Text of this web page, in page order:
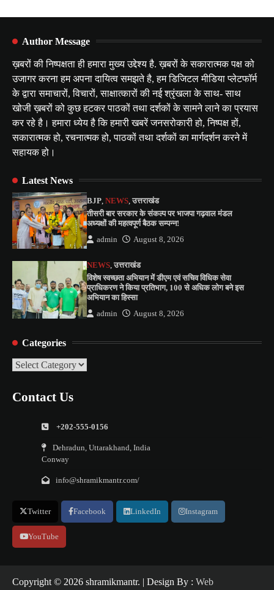
Author Message
ख़बरों की निष्पक्षता ही हमारा मुख्य उद्देश्य है. ख़बरों के सकारात्मक पक्ष को
उजागर करना हम अपना दायित्व समझते है, हम डिजिटल मीडिया प्लेटफॉर्म
के द्वारा समाचारों, विचारों, साक्षात्कारों की नई श्रृंखला के साथ- साथ
खोजी ख़बरों को कुछ हटकर पाठकों तथा दर्शकों के सामने लाने का प्रयास
कर रहे है। हमारा ध्येय है कि हमारी खबरें जनसरोकारी हो, निष्पक्ष हों,
सकारात्मक हो, रचनात्मक हो, पाठकों तथा दर्शकों का मार्गदर्शन करने में
सहायक हो।
Latest News
BJP,NEWS,उत्तराखंड
तीसरी बार सरकार के संकल्प पर भाजपा गढ़वाल मंडल
अध्यक्षों की महत्वपूर्ण बैठक सम्पन्न!
admin August 8, 2026
NEWS ,उत्तराखंड
विशेष स्वच्छता अभियान में डीएम एवं सचिव विधिक सेवा
प्राधिकरण ने किया प्रतिभाग, 100 से अधिक लोग बने इस
अभियान का हिस्सा
admin August 8, 2026
Categories
Categories
Contact Us
+202-555-0156
Dehradun, Uttarakhand, India
Conway
info@shramikmantr.com/
Twitter Facebook LinkedIn Instagram
YouTube
Copyright ©️ 2026 shramikmantr. | Design By : Web